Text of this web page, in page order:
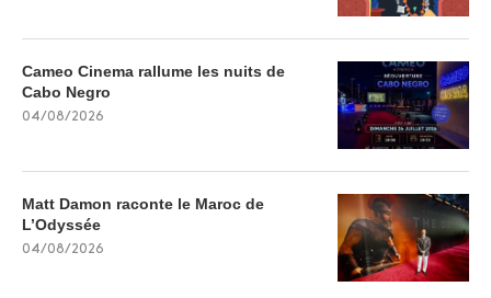
Cameo Cinema rallume les nuits de
Cabo Negro
04/08/2026
Matt Damon raconte le Maroc de
L’Odyssée
04/08/2026